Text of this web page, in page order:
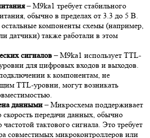
– M9ka1 требует стабильного
обычно в пределах от 3.3 до 5 В.
компоненты схемы (например,
датчики) также работали в этом
сигналов– M9ka1 использует TTL-
для цифровых входов и выходов.
к компонентам, не
TTL-уровни, могут возникать
данными– Микросхема поддерживает
передачи данных, обычно
тактового сигнала. Это требует
совместимых микроконтроллеров или